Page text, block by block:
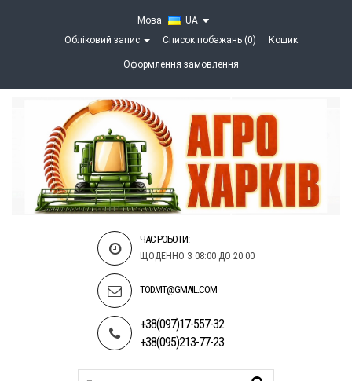
Мова
UA
Обліковий запис
Список побажань (0) Кошик
Оформлення замовлення
ЧАС РОБОТИ:
ЩОДЕННО З 08:00 ДО 20:00
TOD.VIT@GMAIL.COM
+38(097)17-557-32
+38(095)213-77-23